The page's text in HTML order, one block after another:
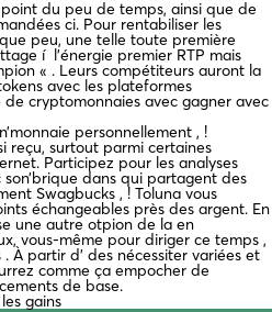
du peu de temps, ainsi que de
ci. Pour rentabiliser les
peu, une telle toute première
í l’énergie premier RTP mais
« . Leurs compétiteurs auront la
avec les plateformes
de cryptomonnaies avec gagner avec
personnellement , !
reçu, surtout parmi certaines
Participez pour les analyses
dans qui partagent des
Swagbucks , ! Toluna vous
échangeables près des argent. En
une autre otpion de la en
vous-même pour diriger ce temps ,
À partir d’ des nécessiter variées et
comme ça empocher de
de base.
gains